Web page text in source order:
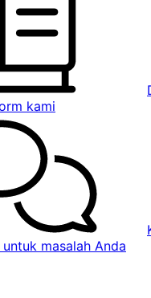
kami
masalah Anda